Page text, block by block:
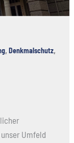
, Denkmalschutz,
Umfeld